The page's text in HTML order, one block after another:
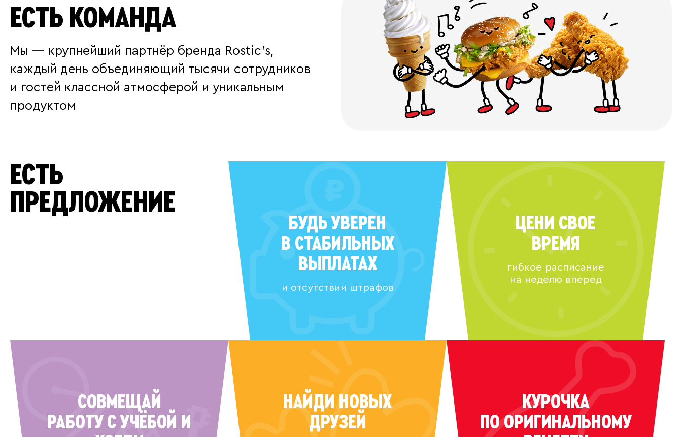
ЕСТЬ КОМАНДА
Мы — крупнейший партнёр бренда Rostic’s,
каждый день объединяющий тысячи сотрудников
и гостей классной атмосферой и уникальным
продуктом
ЕСТЬ
ПРЕДЛОЖЕНИЕ
БУДЬ УВЕРЕН
В СТАБИЛЬНЫХ
ВЫПЛАТАХ
и отсутствии штрафов
ЦЕНИ СВОЕ
ВРЕМЯ
гибкое расписание
на неделю вперед
СОВМЕЩАЙ
РАБОТУ С УЧЁБОЙ И
НАЙДИ НОВЫХ
ДРУЗЕЙ
КУРОЧКА
ПО ОРИГИНАЛЬНОМУ